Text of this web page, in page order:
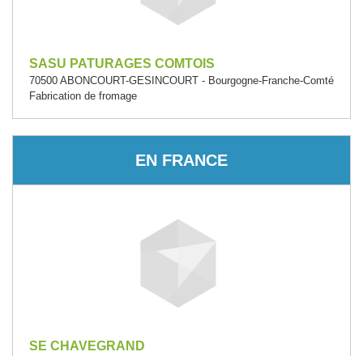
SASU PATURAGES COMTOIS
70500 ABONCOURT-GESINCOURT - Bourgogne-Franche-Comté
Fabrication de fromage
EN FRANCE
SE CHAVEGRAND